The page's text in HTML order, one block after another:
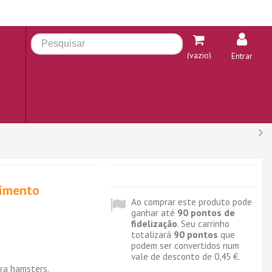
(vazio) Entrar
hamsters.
Ao comprar este produto pode
ganhar até 90pontos de
fidelização. Seu carrinho
totalizará 90pontos que
podem ser convertidos num
vale de desconto de 0,45 €.